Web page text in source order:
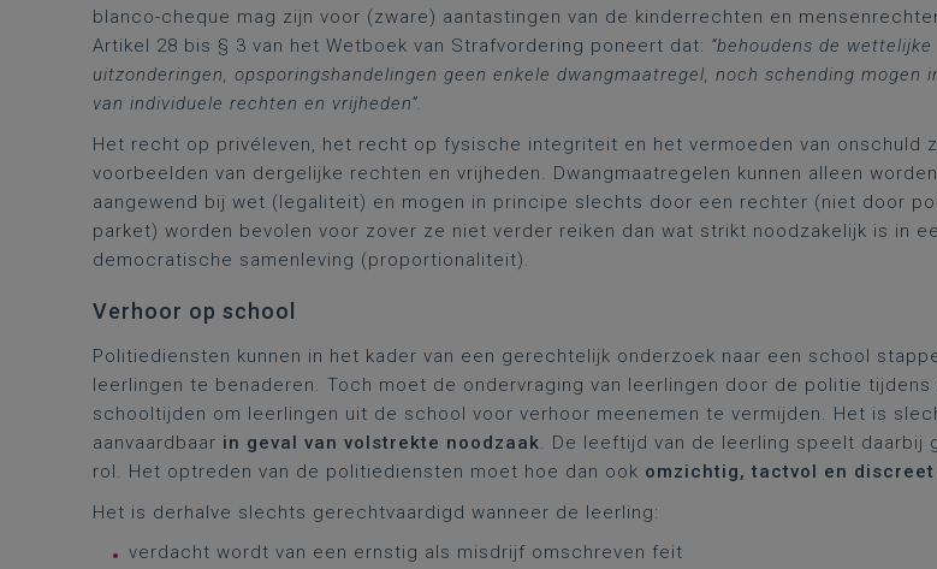
blanco-cheque mag zijn voor (zware) aantastingen van de kinderrechten en
Artikel 28 bis § 3 van het Wetboek van Strafvordering poneert dat: “behoudens de wettelijke
uitzonderingen, opsporingshandelingen geen enkele dwangmaatregel, noch schending mogen
van individuele rechten en vrijheden”.
Het recht op privéleven, het recht op fysische integriteit en het vermoeden van onschuld
voorbeelden van dergelijke rechten en vrijheden. Dwangmaatregelen kunnen alleen worden
aangewend bij wet (legaliteit) en mogen in principe slechts door een rechter (niet door
parket) worden bevolen voor zover ze niet verder reiken dan wat strikt noodzakelijk is in
democratische samenleving (proportionaliteit).
Verhoor op school
Politiediensten kunnen in het kader van een gerechtelijk onderzoek naar een school
leerlingen te benaderen. Toch moet de ondervraging van leerlingen door de politie tijdens
schooltijden om leerlingen uit de school voor verhoor meenemen te vermijden. Het is
aanvaardbaar in geval van volstrekte noodzaak. De leeftijd van de leerling speelt daarbij
rol. Het optreden van de politiediensten moet hoe dan ook omzichtig, tactvol en discreet
Het is derhalve slechts gerechtvaardigd wanneer de leerling:
verdacht wordt van een ernstig als misdrijf omschreven feit